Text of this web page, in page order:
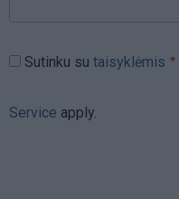
Sutinku su taisyklėmis
Service apply.